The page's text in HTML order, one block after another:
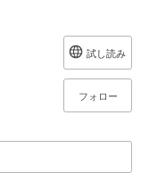
試し読み
フォロー